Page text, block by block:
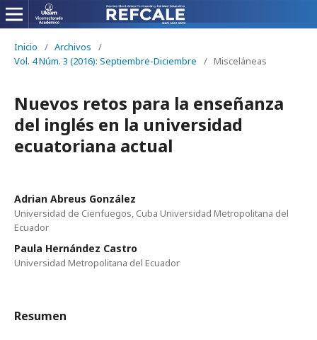
Inicio / Archivos
/
Vol. 4 Núm. 3 (2016): Septiembre-Diciembre
/ Misceláneas
Nuevos retos para la enseñanza
del inglés en la universidad
ecuatoriana actual
Adrian Abreus González
Universidad de Cienfuegos, Cuba Universidad Metropolitana del
Ecuador
Paula Hernández Castro
Universidad Metropolitana del Ecuador
Resumen